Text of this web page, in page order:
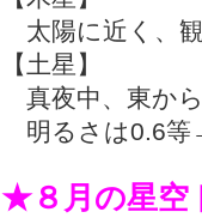
太陽に近く、
【土星】
真夜中、東か
明るさは0.6等
★８月の星